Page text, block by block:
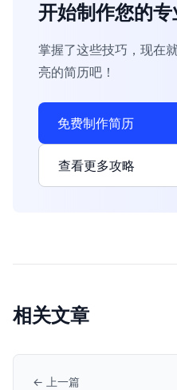
开始制作您的
掌握了这些技巧，现在
亮的简历吧！
免费制作简历
查看更多攻略
相关文章
← 上一篇